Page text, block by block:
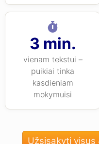
3 min.
vienam tekstui –
puikiai tinka
kasdieniam
mokymuisi
Užsisakyti